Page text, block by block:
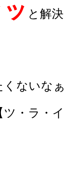
と解
くないな
・ラ・